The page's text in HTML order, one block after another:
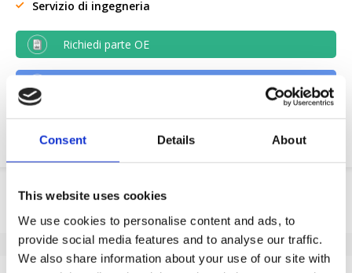
Consent Details About
This website uses cookies
We use cookies to personalise content and ads, to
provide social media features and to analyse our traffic.
We also share information about your use of our site with
Servizio di ingegneria
Richiedi parte OE
Resistenza chimica
Informazioni sul prodotto
SKU
A21348585
EAN
8718116173175
Specifiche